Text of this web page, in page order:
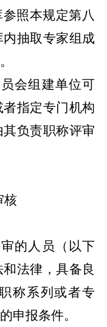
照本规定第八
抽取专家组成
会组建单位可
指定专门机构
负责职称评审
核
的人员（以下
法律，具备良
称系列或者专
申报条件。